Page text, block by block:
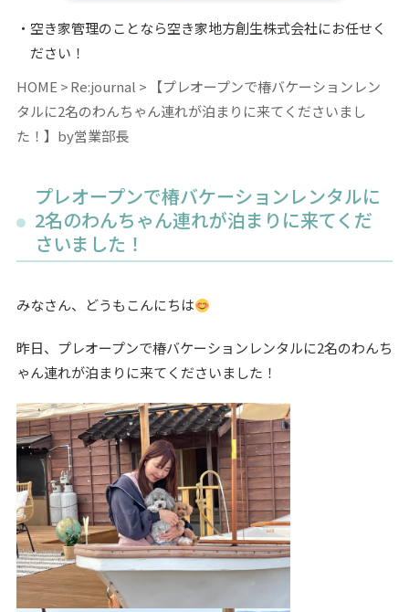
空き家管理のことなら空き家地方創生株式会社にお任せく
ださい！
HOME
Re:journal
【プレオープンで椿バケーションレン
タルに2名のわんちゃん連れが泊まりに来てくださいまし
た！】by営業部長
プレオープンで椿バケーションレンタルに
2名のわんちゃん連れが泊まりに来てくだ
さいました！
みなさん、どうもこんにちは
昨日、プレオープンで椿バケーションレンタルに2名のわんち
ゃん連れが泊まりに来てくださいました！